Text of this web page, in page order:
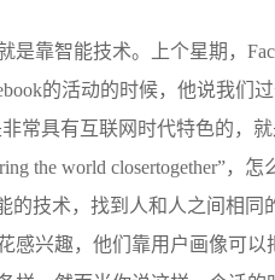
靠智能技术。上个星期，
的活动的时候，他说我们
非常具有互联网时代特色的，
the world closertogether”，怎
的技术，找到人和人之间相同
感兴趣，他们靠用户画像可以